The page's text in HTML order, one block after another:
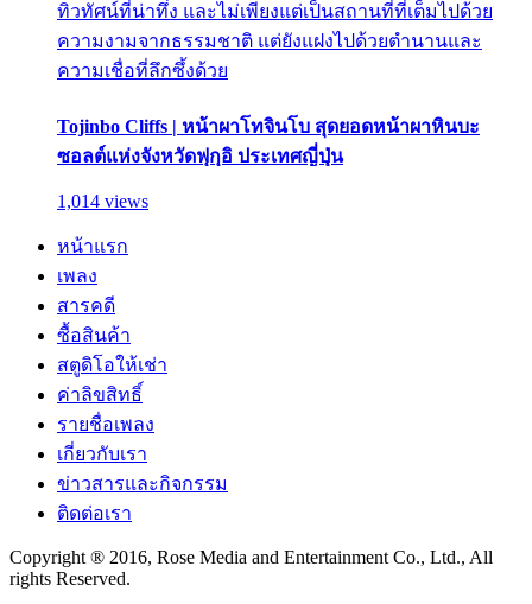
ทิวทัศน์ที่น่าทึ่ง และไม่เพียงแต่เป็นสถานที่ที่เต็มไปด้วย
ความงามจากธรรมชาติ แต่ยังแฝงไปด้วยตำนานและ
ความเชื่อที่ลึกซึ้งด้วย
Tojinbo Cliffs | หน้าผาโทจินโบ สุดยอดหน้าผาหินบะ
ซอลต์แห่งจังหวัดฟุกุอิ ประเทศญี่ปุ่น
1,014 views
หน้าแรก
เพลง
สารคดี
ซื้อสินค้า
สตูดิโอให้เช่า
ค่าลิขสิทธิ์
รายชื่อเพลง
เกี่ยวกับเรา
ข่าวสารและกิจกรรม
ติดต่อเรา
Copyright ® 2016, Rose Media and Entertainment Co., Ltd., All
rights Reserved.